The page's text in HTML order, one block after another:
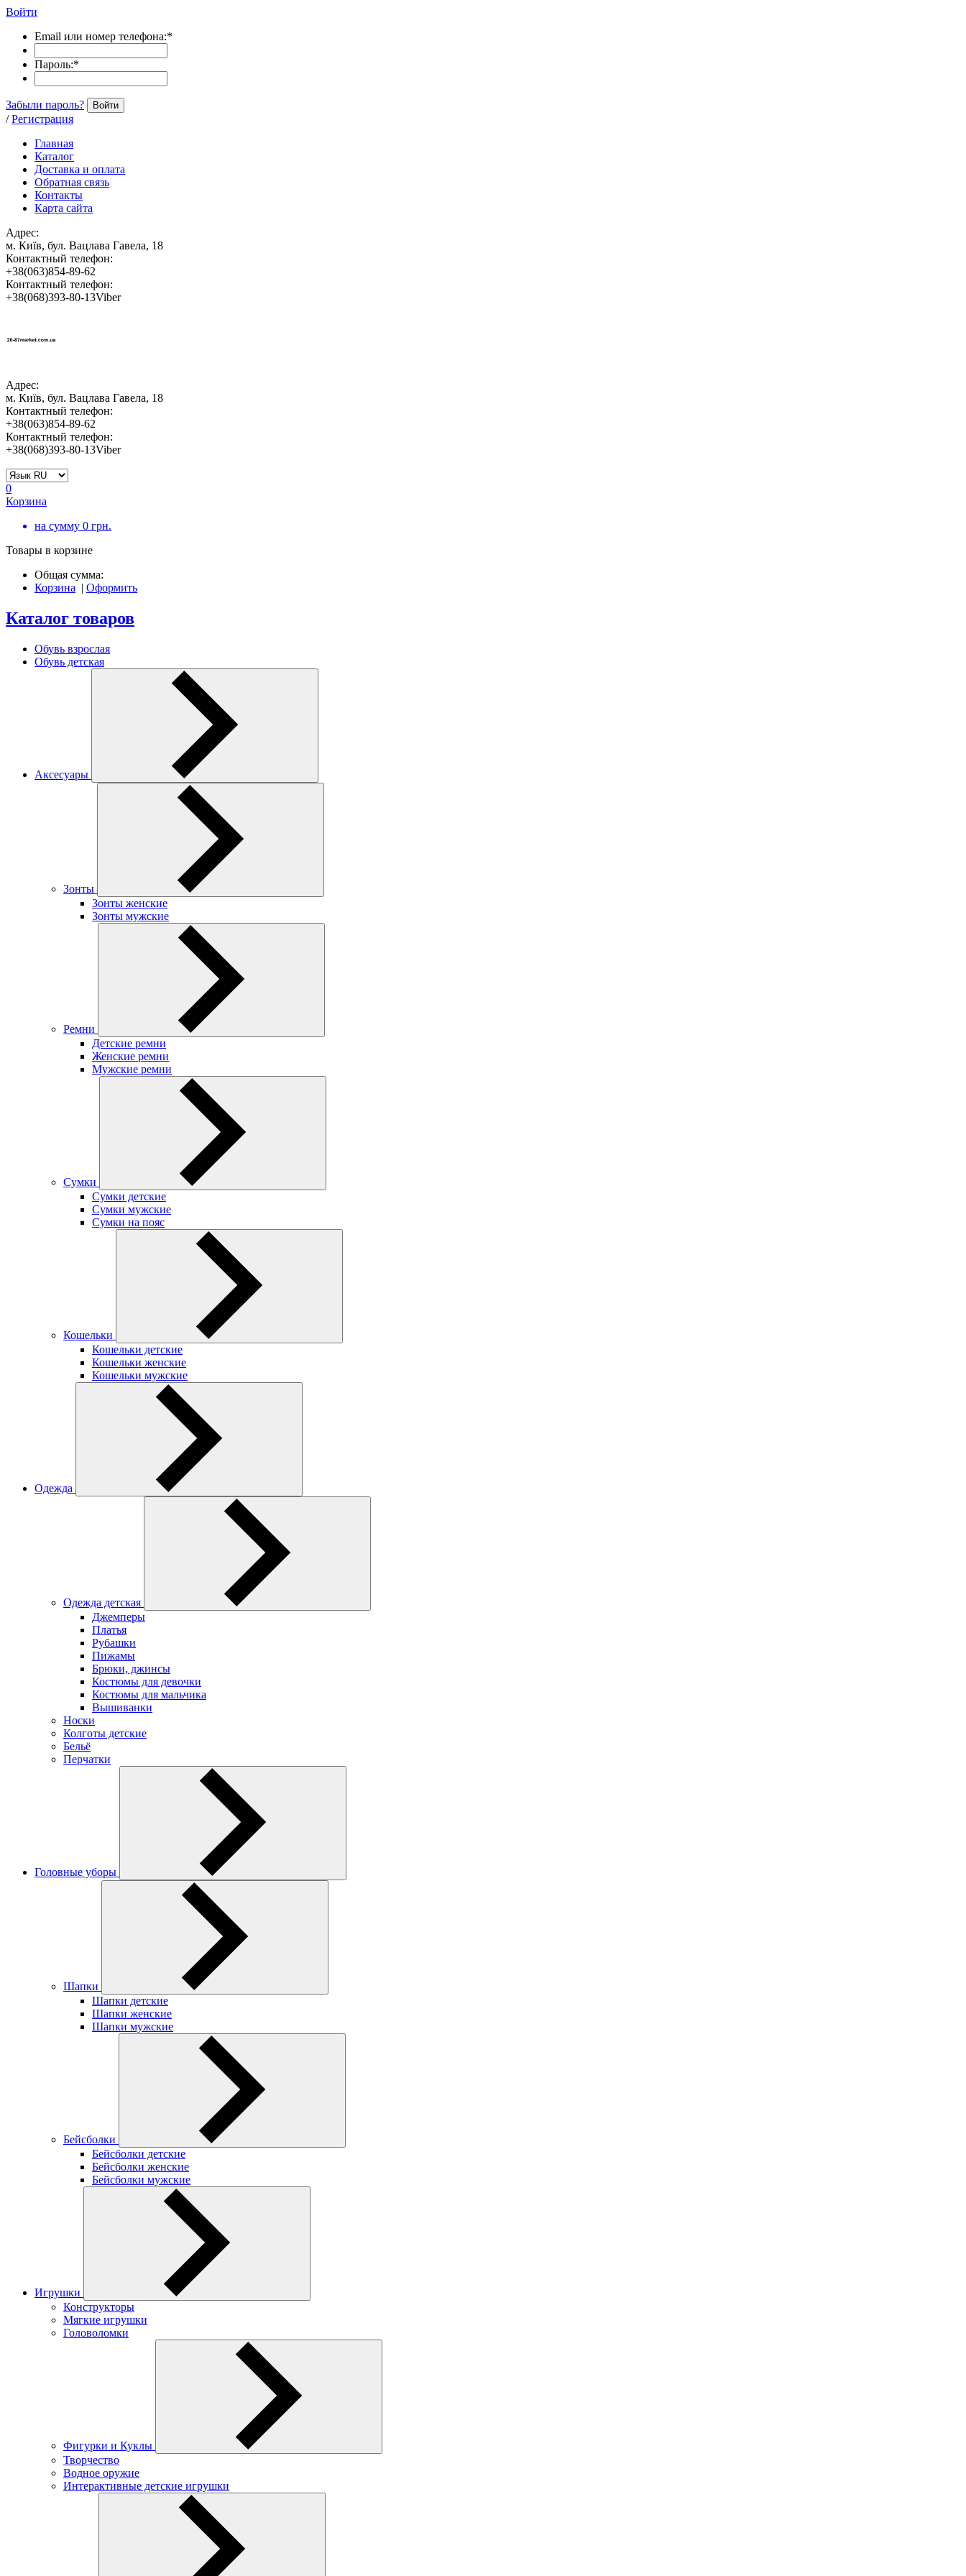
Войти
Email или номер телефона:*
Пароль:*
Забыли пароль? Войти
/ Регистрация
Главная
Каталог
Доставка и оплата
Обратная связь
Контакты
Карта сайта
Адрес:
м. Київ, бул. Вацлава Гавела, 18
Контактный телефон:
+38(063)854-89-62
Контактный телефон:
+38(068)393-80-13Viber
Адрес:
м. Київ, бул. Вацлава Гавела, 18
Контактный телефон:
+38(063)854-89-62
Контактный телефон:
+38(068)393-80-13Viber
0
Корзина
на сумму 0 грн.
Товары в корзине
Общая сумма:
Корзина | Оформить
Каталог товаров
Обувь взрослая
Обувь детская
Аксесуары
Зонты
Зонты женские
Зонты мужские
Ремни
Детские ремни
Женские ремни
Мужские ремни
Сумки
Сумки детские
Сумки мужские
Сумки на пояс
Кошельки
Кошельки детские
Кошельки женские
Кошельки мужские
Одежда
Одежда детская
Джемперы
Платья
Рубашки
Пижамы
Брюки, джинсы
Костюмы для девочки
Костюмы для мальчика
Вышиванки
Носки
Колготы детские
Бельё
Перчатки
Головные уборы
Шапки
Шапки детские
Шапки женские
Шапки мужские
Бейсболки
Бейсболки детские
Бейсболки женские
Бейсболки мужские
Игрушки
Конструкторы
Мягкие игрушки
Головоломки
Фигурки и Куклы
Творчество
Водное оружие
Интерактивные детские игрушки